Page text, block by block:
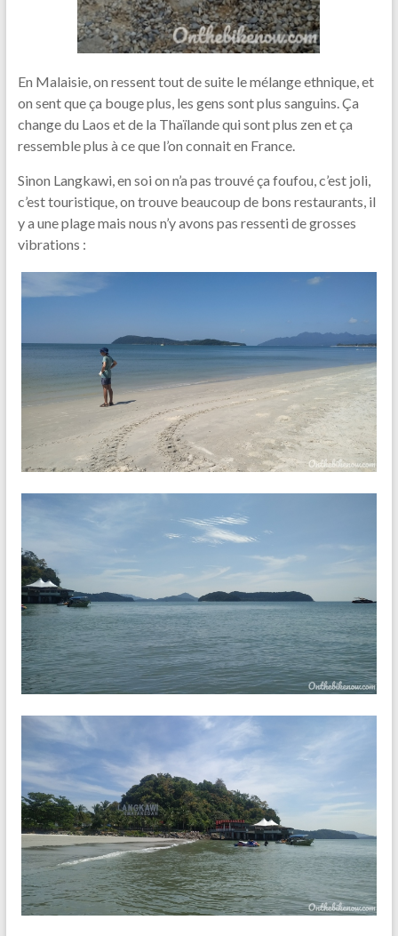
En Malaisie, on ressent tout de suite le mélange ethnique, et
on sent que ça bouge plus, les gens sont plus sanguins. Ça
change du Laos et de la Thaïlande qui sont plus zen et ça
ressemble plus à ce que l’on connait en France.
Sinon Langkawi, en soi on n’a pas trouvé ça foufou, c’est joli,
c’est touristique, on trouve beaucoup de bons restaurants, il
y a une plage mais nous n’y avons pas ressenti de grosses
vibrations :